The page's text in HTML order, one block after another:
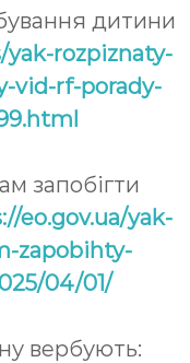
дитини
rozpiznaty-
vid-rf-porady-
запобігти
eo.gov.ua/yak-
zapobihty-
04/01/
вербують: